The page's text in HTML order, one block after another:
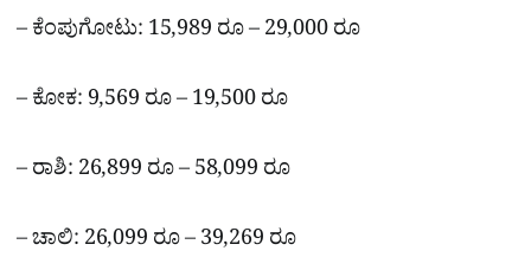
– ಕೆಂಪುಗೋಟು: 15,989 ರೂ – 29,000 ರೂ
– ಕೋಕ: 9,569 ರೂ – 19,500 ರೂ
– ರಾಶಿ: 26,899 ರೂ – 58,099 ರೂ
– ಚಾಲಿ: 26,099 ರೂ – 39,269 ರೂ